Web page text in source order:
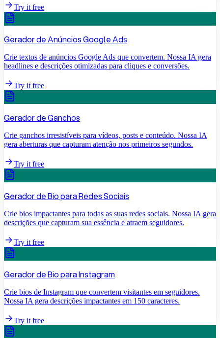
Try it free
Gerador de Anúncios Google Ads
Crie textos de anúncios Google Ads que convertem. Nossa IA gera
headlines e descrições otimizadas para cliques e conversões.
Try it free
Gerador de Ganchos
Crie ganchos irresistíveis para vídeos, posts e conteúdo. Nossa IA
gera aberturas que capturam atenção nos primeiros segundos.
Try it free
Gerador de Bio para Redes Sociais
Crie bios impactantes para todas as suas redes sociais. Nossa IA gera
descrições que capturam sua essência e atraem seguidores.
Try it free
Gerador de Bio para Instagram
Crie bios de Instagram que convertem visitantes em seguidores.
Nossa IA gera descrições impactantes em 150 caracteres.
Try it free